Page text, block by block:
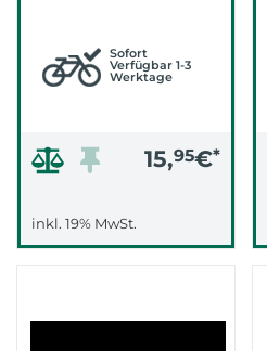
Sofort
Verfügbar 1-3
Werktage
15,95€*
inkl. 19% MwSt.